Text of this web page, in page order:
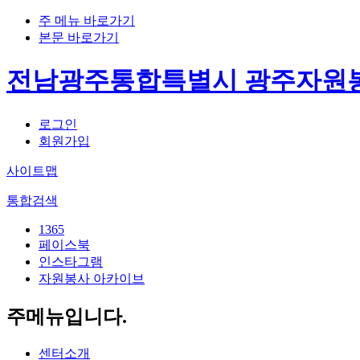
주 메뉴 바로가기
본문 바로가기
전남광주통합특별시 광주자원
로그인
회원가입
사이트맵
통합검색
1365
페이스북
인스타그램
자원봉사 아카이브
주메뉴입니다.
센터소개